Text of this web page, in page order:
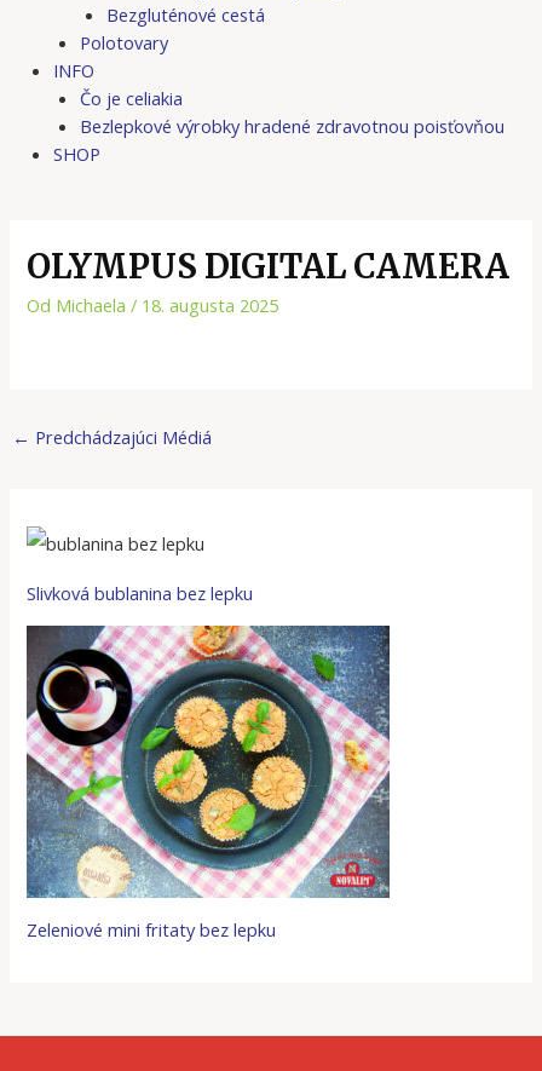
Bezgluténové cestá
Polotovary
INFO
Čo je celiakia
Bezlepkové výrobky hradené zdravotnou poisťovňou
SHOP
OLYMPUS DIGITAL CAMERA
Od Michaela/ 18. augusta 2025
← Predchádzajúci Médiá
Slivková bublanina bez lepku
Zeleniové mini fritaty bez lepku